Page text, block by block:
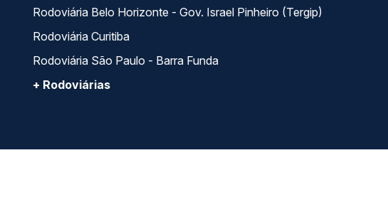
Rodoviária Belo Horizonte - Gov. Israel Pinheiro (Tergip)
Rodoviária Curitiba
Rodoviária São Paulo - Barra Funda
+ Rodoviárias